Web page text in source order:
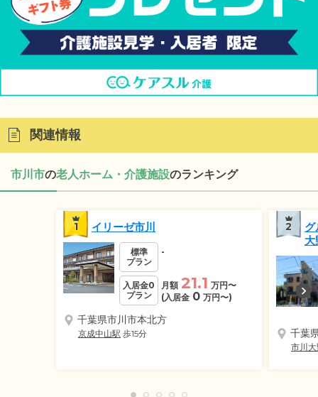
関連情報
市川市の老人ホーム・介護施設のランキング
1 イリーゼ市川
標準
プラン
-
入居金0
プラン
月額 21.1 万円〜
(入居金 0 万円〜)
千葉県市川市本北方
京成中山駅 歩15分
2
大
千葉
市川